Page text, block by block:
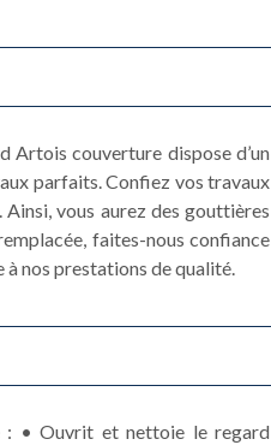
Artois couverture dispose d’un
parfaits. Confiez vos travaux
vous aurez des gouttières
faites-nous confiance
nos prestations de qualité.
: • Ouvrit et nettoie le regard